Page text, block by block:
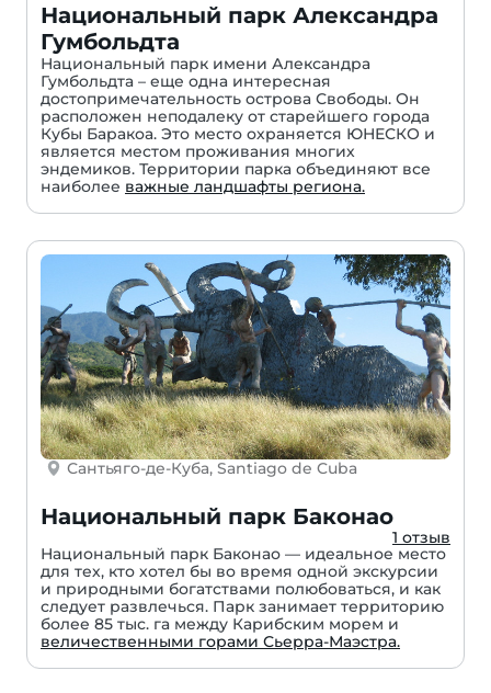
Национальный парк Александра
Гумбольдта
Национальный парк имени Александра
Гумбольдта – еще одна интересная
достопримечательность острова Свободы. Он
расположен неподалеку от старейшего города
Кубы Баракоа. Это место охраняется ЮНЕСКО и
является местом проживания многих
эндемиков. Территории парка объединяют все
наиболее важные ландшафты региона.
Сантьяго-де-Куба, Santiago de Cuba
Национальный парк Баконао
1 отзыв
Национальный парк Баконао — идеальное место
для тех, кто хотел бы во время одной экскурсии
и природными богатствами полюбоваться, и как
следует развлечься. Парк занимает территорию
более 85 тыс. га между Карибским морем и
величественными горами Сьерра-Маэстра.